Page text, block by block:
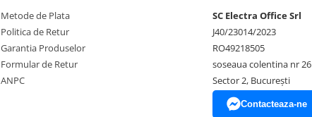
Metode de Plata
Politica de Retur
Garantia Produselor
Formular de Retur
ANPC
SC Electra Office Srl
J40/23014/2023
RO49218505
soseaua colentina nr 26
Sector 2, București
Contacteaza-ne